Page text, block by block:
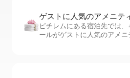
ゲストに人⁠気⁠のア⁠メ⁠ニ⁠テ⁠
ピチレムにある宿泊先では
ールがゲストに人気のアメ